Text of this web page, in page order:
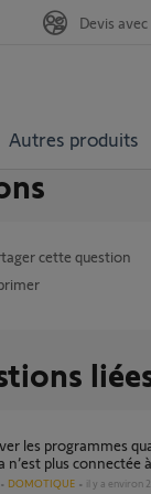
Autres produits
Devis
cette question
n’est plus connectée
DOMOTIQUE il y a environ